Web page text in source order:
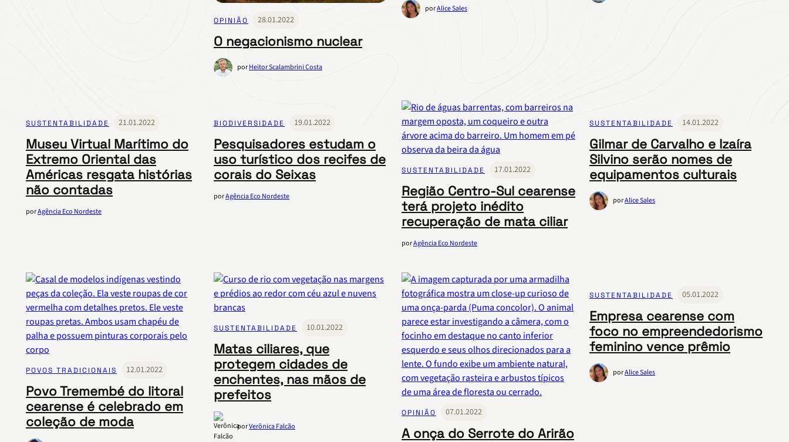
OPINIÃO 28.01.2022
O negacionismo nuclear
porHeitor Scalambrini Costa
porAlice Sales
SUSTENTABILIDADE 21.01.2022
Museu Virtual Marítimo do
Extremo Oriental das
Américas resgata histórias
não contadas
porAgência Eco Nordeste
BIODIVERSIDADE 19.01.2022
Pesquisadores estudam o
uso turístico dos recifes de
corais do Seixas
porAgência Eco Nordeste
SUSTENTABILIDADE 17.01.2022
Região Centro-Sul cearense
terá projeto inédito
recuperação de mata ciliar
porAgência Eco Nordeste
SUSTENTABILIDADE 14.01.2022
Gilmar de Carvalho e Izaíra
Silvino serão nomes de
equipamentos culturais
porAlice Sales
POVOS TRADICIONAIS 12.01.2022
Povo Tremembé do litoral
cearense é celebrado em
coleção de moda
SUSTENTABILIDADE 10.01.2022
Matas ciliares, que
protegem cidades de
enchentes, nas mãos de
prefeitos
porVerônica Falcão
OPINIÃO 07.01.2022
A onça do Serrote do Arirão
SUSTENTABILIDADE 05.01.2022
Empresa cearense com
foco no empreendedorismo
feminino vence prêmio
porAlice Sales